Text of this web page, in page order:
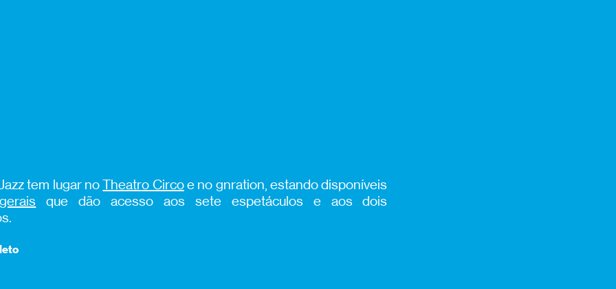
tem lugar noTheatro Circoe no gnration, estando disponíveis
que dão acesso aos sete espetáculos e aos dois